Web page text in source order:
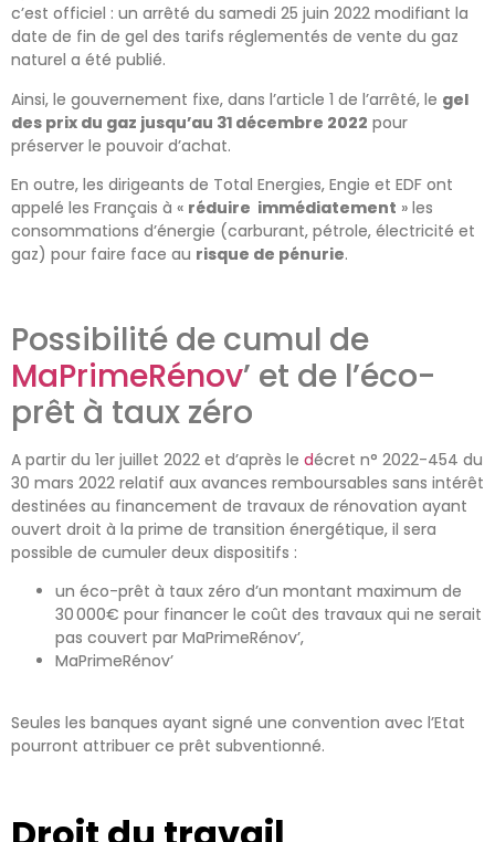
c’est officiel : un arrêté du samedi 25 juin 2022 modifiant la
date de fin de gel des tarifs réglementés de vente du gaz
naturel a été publié.
Ainsi, le gouvernement fixe, dans l’article 1 de l’arrêté, le gel
des prix du gaz jusqu’au 31 décembre 2022 pour
préserver le pouvoir d’achat.
En outre, les dirigeants de Total Energies, Engie et EDF ont
appelé les Français à « réduire immédiatement » les
consommations d’énergie (carburant, pétrole, électricité et
gaz) pour faire face au risque de pénurie.
Possibilité de cumul de
MaPrimeRénov’ et de l’éco-
prêt à taux zéro
A partir du 1er juillet 2022 et d’après le décret n° 2022-454 du
30 mars 2022 relatif aux avances remboursables sans intérêt
destinées au financement de travaux de rénovation ayant
ouvert droit à la prime de transition énergétique, il sera
possible de cumuler deux dispositifs :
un éco-prêt à taux zéro d’un montant maximum de
30 000€ pour financer le coût des travaux qui ne serait
pas couvert par MaPrimeRénov’,
MaPrimeRénov’
Seules les banques ayant signé une convention avec l’Etat
pourront attribuer ce prêt subventionné.